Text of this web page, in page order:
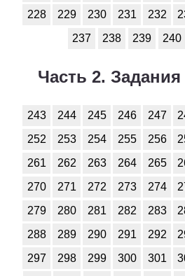
Физика
3 5 6 7
Французский
Химия
2 3 4 5 6 7
2 3 4 5 6 7
228
229 230 231 232
237
238 239 240
Часть 2. Задания
243 244 245 246 247
252
253 254 255 256
261
262 263 264 265
270
271 272 273 274
279
280 281 282 283
288
289 290 291 292
297
298 299 300 301